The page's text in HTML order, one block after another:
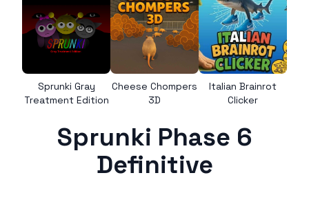
Sprunki Gray
Treatment Edition
Cheese Chompers
3D
Italian Brainrot
Clicker
Sprunki Phase 6
Definitive